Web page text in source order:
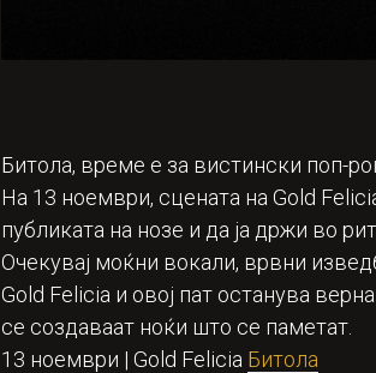
Битола, време е за вистински поп-
На 13 ноември, сцената на Gold
публиката на нозе и да ја држи во
Очекувај моќни вокали, врвни
Gold Felicia и овој пат останува
се создаваат ноќи што се паметат.
13 ноември | Gold Felicia Битола